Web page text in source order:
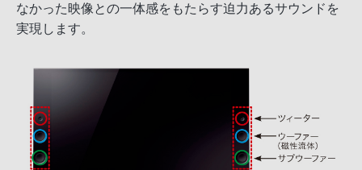
なかった映像との一体感をもたらす迫力あるサウンドを
実現します。